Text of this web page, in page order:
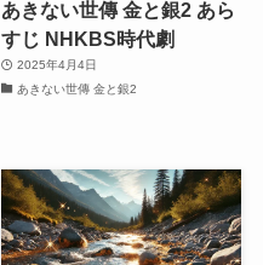
あきない世傳 金と銀2 あら
すじ NHKBS時代劇
2025年4月4日
あきない世傳 金と銀2